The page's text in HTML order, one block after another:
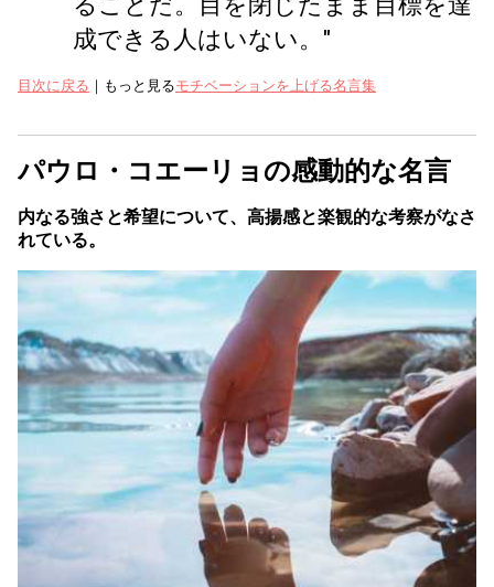
成できる人はいない。"
目次に戻る ｜もっと見るモチベーションを上げる名言集
パウロ・コエーリョの感動的な名言
内なる強さと希望について、高揚感と楽観的な考察がなさ
れている。